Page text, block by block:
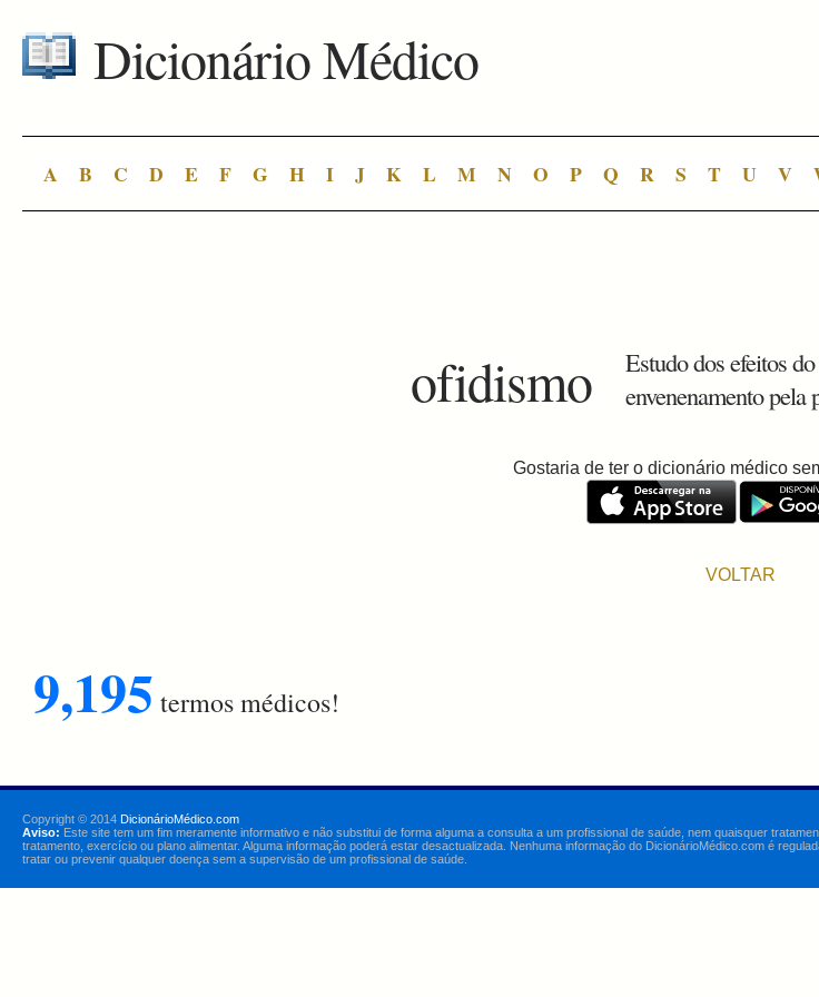
Dicionário Médico
A B C D E F G H I J K L M N O P Q R S T U V
ofidismo
Estudo dos efeitos
envenenamento pela
Gostaria de ter o dicionário médico
VOLTAR
9,195 termos médicos!
Copyright © 2014 DicionárioMédico.com
Aviso: Este site tem um fim meramente informativo e não substitui de forma alguma a consulta a um profissional de saúde, nem quaisquer
tratamento, exercício ou plano alimentar. Alguma informação poderá estar desactualizada. Nenhuma informação do DicionárioMédico.com é
tratar ou prevenir qualquer doença sem a supervisão de um profissional de saúde.